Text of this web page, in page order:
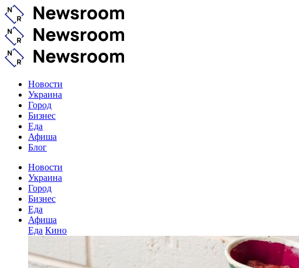
Новости
Украина
Город
Бизнес
Еда
Афиша
Блог
Новости
Украина
Город
Бизнес
Еда
Афиша
Еда Кино